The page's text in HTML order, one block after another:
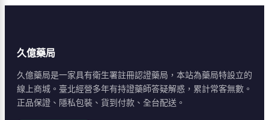
免油膩飲食與酒精，配
建議從50mg起始服
用。
久億藥局
久億藥局是一家具有衛生署註冊認證藥局，本站為藥局特設立的
線上商城。臺北經營多年有持證藥師答疑解惑，累計常客無數。
正品保證、隱私包裝、貨到付款、全台配送。